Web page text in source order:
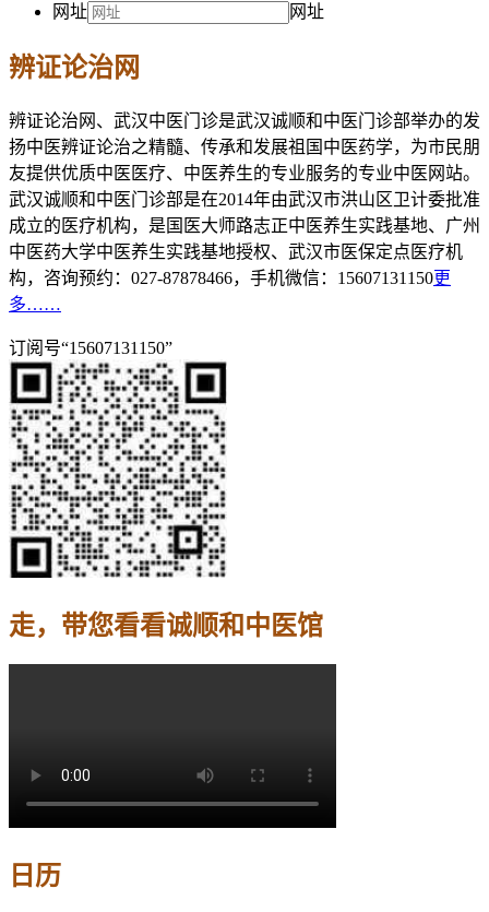
网址
网址
辨证论治网
辨证论治网、武汉中医门诊是武汉诚顺和中医门诊部举办的发
扬中医辨证论治之精髓、传承和发展祖国中医药学，为市民朋
友提供优质中医医疗、中医养生的专业服务的专业中医网站。
武汉诚顺和中医门诊部是在2014年由武汉市洪山区卫计委批准
成立的医疗机构，是国医大师路志正中医养生实践基地、广州
中医药大学中医养生实践基地授权、武汉市医保定点医疗机
构，咨询预约：027-87878466，手机微信：15607131150更
多……
订阅号“15607131150”
走，带您看看诚顺和中医馆
日历